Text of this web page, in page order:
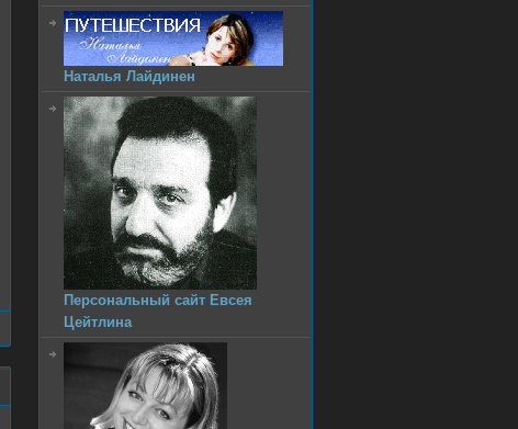
Наталья Лайдинен
Персональный сайт Евсея
Цейтлина